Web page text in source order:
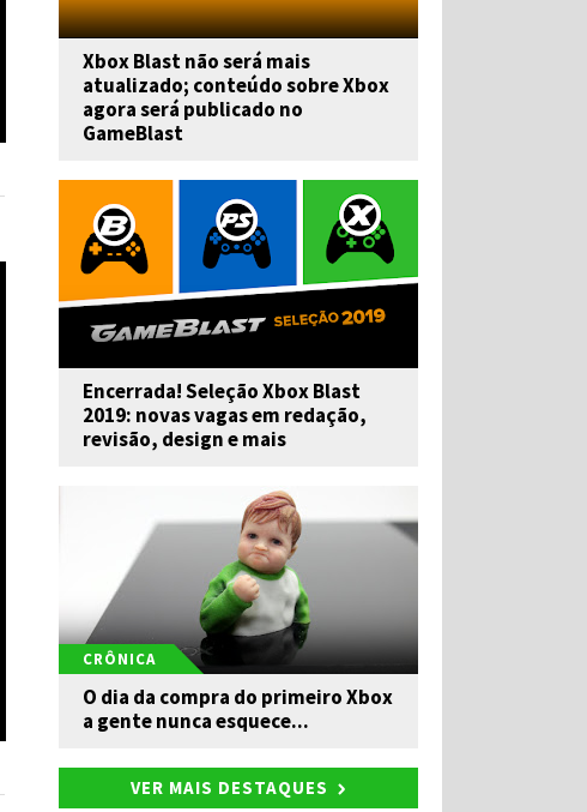
Xbox Blast não será mais
atualizado; conteúdo sobre Xbox
agora será publicado no
GameBlast
Encerrada! Seleção Xbox Blast
2019: novas vagas em redação,
revisão, design e mais
CRÔNICA
O dia da compra do primeiro Xbox
a gente nunca esquece...
VER MAIS DESTAQUES